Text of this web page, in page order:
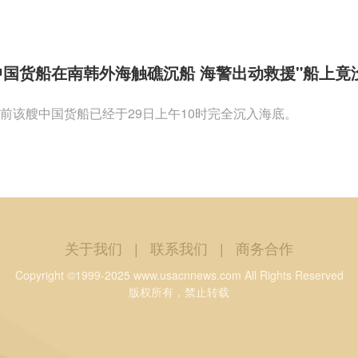
货船在南韩外海触礁沉船 海警出动救援"船上竟
该艘中国货船已经于29日上午10时完全沉入海底。
关于我们 | 联系我们 | 商务合作
Copyright ©1999-2025 www.usacnnews.com All Rights Reserved
版权所有，禁止转载